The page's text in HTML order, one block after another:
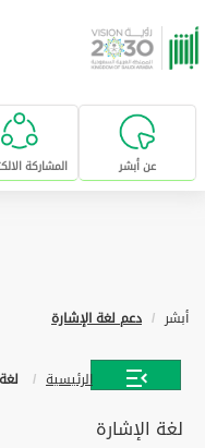
تخطى للإنتقال إلى المحتوى
عن أبشر المشاركة
أبشر دعم لغة الإشارة
الرئيسية
لغة الإشارة